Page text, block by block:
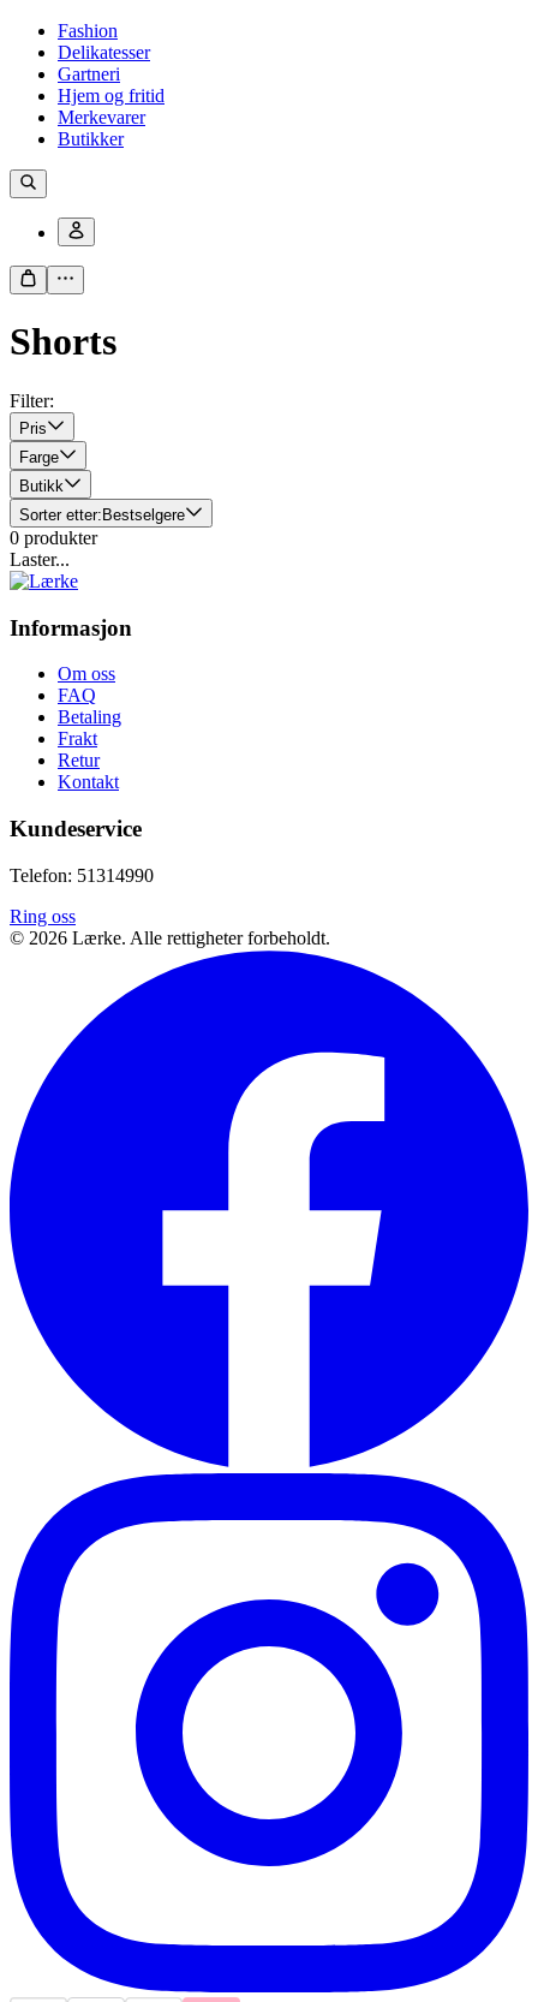
Fashion
Delikatesser
Gartneri
Hjem og fritid
Merkevarer
Butikker
Shorts
Filter:
Pris
Farge
Butikk
Sorter etter: Bestselgere
0 produkter
Laster...
Informasjon
Om oss
FAQ
Betaling
Frakt
Retur
Kontakt
Kundeservice
Telefon: 51314990
Ring oss
© 2026 Lærke. Alle rettigheter forbeholdt.